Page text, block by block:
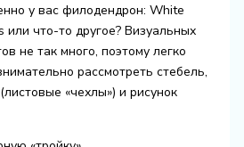
у вас филодендрон: White
что-то другое? Визуальных
не так много, поэтому легко
рассмотреть стебель,
«чехлы») и рисунок